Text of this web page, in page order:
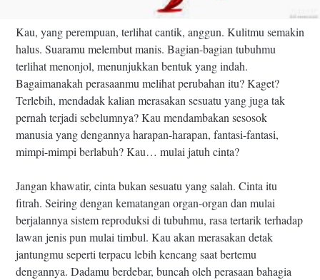
Kau, yang perempuan, terlihat cantik, anggun. Kulitmu semakin
halus. Suaramu melembut manis. Bagian-bagian tubuhmu
terlihat menonjol, menunjukkan bentuk yang indah.
Bagaimanakah perasaanmu melihat perubahan itu? Kaget?
Terlebih, mendadak kalian merasakan sesuatu yang juga tak
pernah terjadi sebelumnya? Kau mendambakan sesosok
manusia yang dengannya harapan-harapan, fantasi-fantasi,
mimpi-mimpi berlabuh? Kau… mulai jatuh cinta?
Jangan khawatir, cinta bukan sesuatu yang salah. Cinta itu
fitrah. Seiring dengan kematangan organ-organ dan mulai
berjalannya sistem reproduksi di tubuhmu, rasa tertarik terhadap
lawan jenis pun mulai timbul. Kau akan merasakan detak
jantungmu seperti terpacu lebih kencang saat bertemu
dengannya. Dadamu berdebar, buncah oleh perasaan bahagia